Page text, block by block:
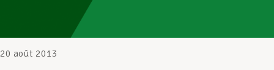
Assistance au Travail
20 août 2013